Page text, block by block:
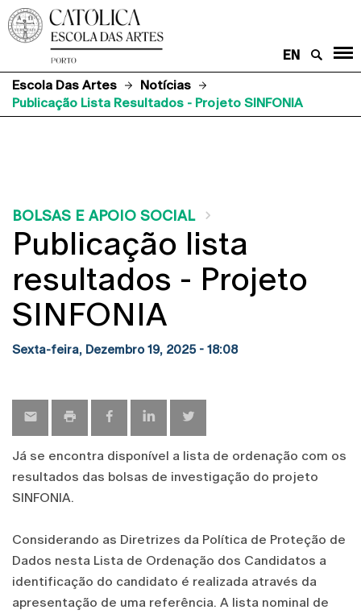
EN
Escola Das Artes
Notícias
Publicação Lista Resultados - Projeto SINFONIA
BOLSAS E APOIO SOCIAL
Publicação lista
resultados - Projeto
SINFONIA
Sexta-feira, Dezembro 19, 2025 - 18:08
Já se encontra disponível a lista de ordenação com os
resultados das bolsas de investigação do projeto
SINFONIA.
Considerando as Diretrizes da Política de Proteção de
Dados nesta Lista de Ordenação dos Candidatos a
identificação do candidato é realizada através da
apresentação de uma referência. A lista nominal de